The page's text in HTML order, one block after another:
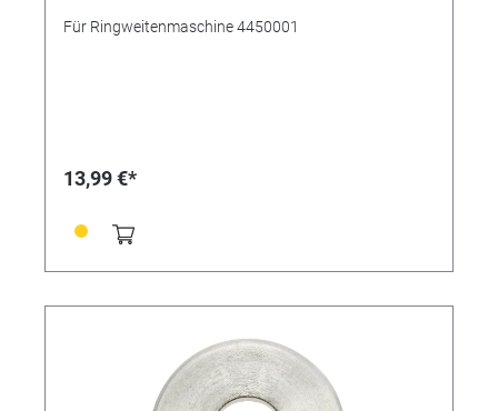
Für Ringweitenmaschine 4450001
13,99 €*